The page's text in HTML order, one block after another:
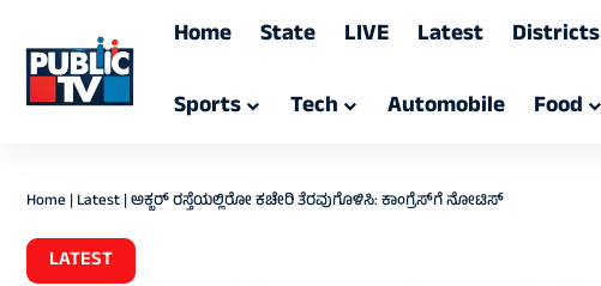
Home State LIVE Latest Districts
Sports
Tech Automobile Food
Home |Latest|ಅಕ್ಬರ್‌ ರಸ್ತೆಯಲ್ಲಿರೋ ಕಚೇರಿ ತೆರವುಗೊಳಿಸಿ: ಕಾಂಗ್ರೆಸ್‌ಗೆ ನೋಟಿಸ್‌‌
LATEST